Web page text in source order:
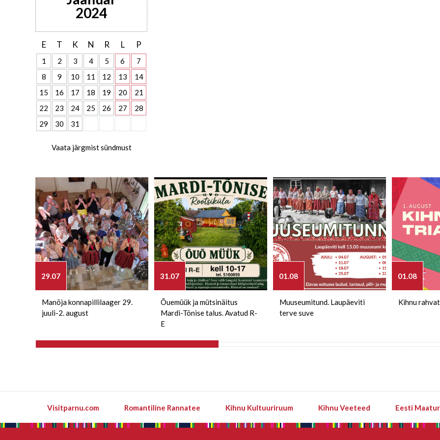
2024
E T K N R L P
1 2 3 4 5 6
7
8
9 10 11 12 13
14
15
16 17 18 19 20
21
22
23 24 25 26 27
28
29
30 31
Vaata järgmist sündmust
29.07
Manõja konnapillilaager 29.
juuli-2. august
31.07
Õuemüük ja mütsinäitus
Mardi-Tõnise talus. Avatud R-
E
01.08
Muuseumitund. Laupäeviti
terve suve
01.08
Kihnu
Visitparnu.com Romantiline Rannatee Kihnu Kultuuriruum Kihnu Veeteed Eesti